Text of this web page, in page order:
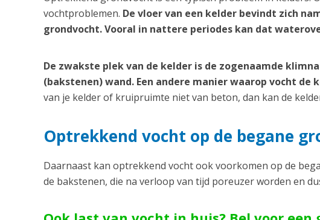
vochtproblemen. De vloer van een kelder bevindt zich
grondvocht. Vooral in nattere periodes kan dat
De zwakste plek van de kelder is de zogenaamde
(bakstenen) wand. Een andere manier waarop vocht de
van je kelder of kruipruimte niet van beton, dan kan de
Optrekkend vocht op de begane
Daarnaast kan optrekkend vocht ook voorkomen op de
de bakstenen, die na verloop van tijd poreuzer worden en